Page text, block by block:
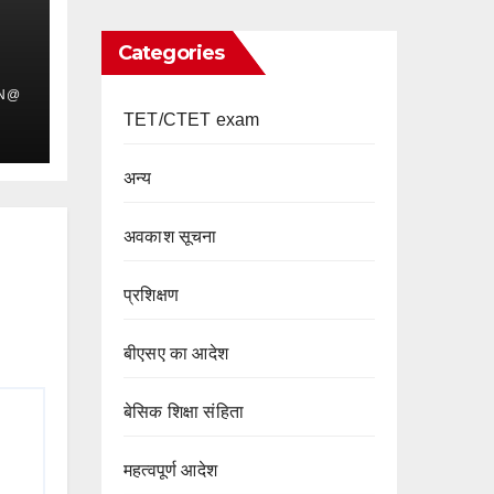
Categories
TET/CTET exam
अन्य
अवकाश सूचना
प्रशिक्षण
बीएसए का आदेश
बेसिक शिक्षा संहिता
महत्वपूर्ण आदेश